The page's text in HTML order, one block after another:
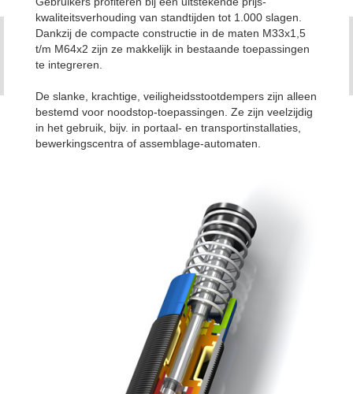
kwaliteitsverhouding van standtijden tot 1.000 slagen.
Dankzij de compacte constructie in de maten M33x1,5
t/m M64x2 zijn ze makkelijk in bestaande toepassingen
te integreren.
De slanke, krachtige, veiligheidsstootdempers zijn alleen
bestemd voor noodstop-toepassingen. Ze zijn veelzijdig
in het gebruik, bijv. in portaal- en transportinstallaties,
bewerkingscentra of assemblage-automaten.